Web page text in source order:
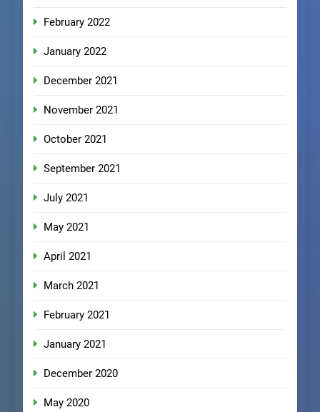
February 2022
January 2022
December 2021
November 2021
October 2021
September 2021
July 2021
May 2021
April 2021
March 2021
February 2021
January 2021
December 2020
May 2020